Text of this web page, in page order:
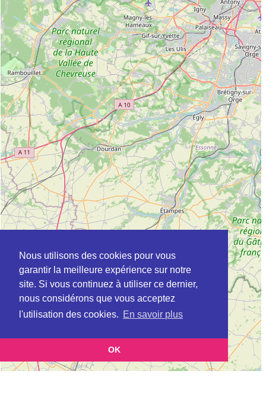
Nous utilisons des cookies pour vous
garantir la meilleure expérience sur notre
site. Si vous continuez à utiliser ce dernier,
nous considérons que vous acceptez
l'utilisation des cookies. En savoir plus
OK